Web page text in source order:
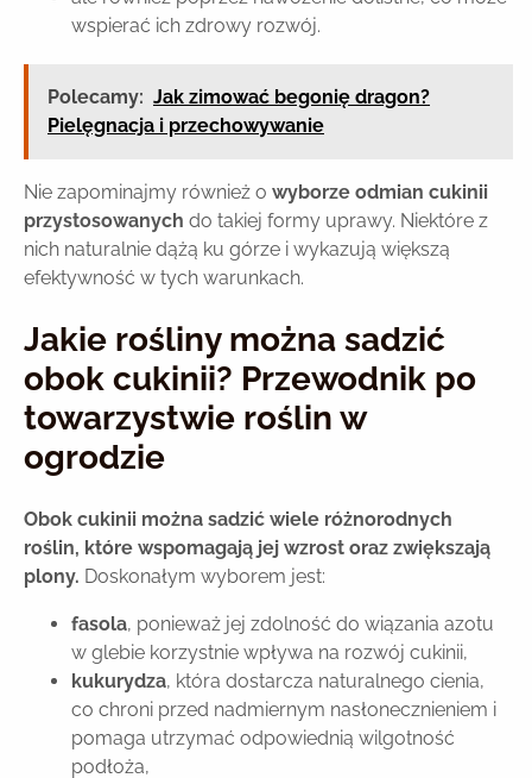
wspierać ich zdrowy rozwój.
Polecamy: Jak zimować begonię dragon?
Pielęgnacja i przechowywanie
Nie zapominajmy również o wyborze odmian cukinii
przystosowanych do takiej formy uprawy. Niektóre z
nich naturalnie dążą ku górze i wykazują większą
efektywność w tych warunkach.
Jakie rośliny można sadzić
obok cukinii? Przewodnik po
towarzystwie roślin w
ogrodzie
Obok cukinii można sadzić wiele różnorodnych
roślin, które wspomagają jej wzrost oraz zwiększają
plony. Doskonałym wyborem jest:
fasola, ponieważ jej zdolność do wiązania azotu
w glebie korzystnie wpływa na rozwój cukinii,
kukurydza, która dostarcza naturalnego cienia,
co chroni przed nadmiernym nasłonecznieniem i
pomaga utrzymać odpowiednią wilgotność
podłoża,